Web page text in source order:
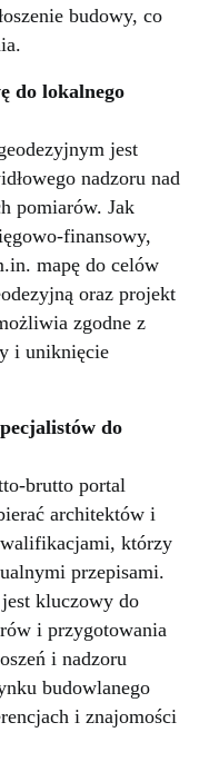
budowy, co
do lokalnego
jest
nadzoru nad
pomiarów. Jak
finansowy,
mapę do celów
oraz projekt
zgodne z
i uniknięcie
do
brutto portal
architektów i
którzy
przepisami.
kluczowy do
i przygotowania
i nadzoru
budowlanego
i znajomości